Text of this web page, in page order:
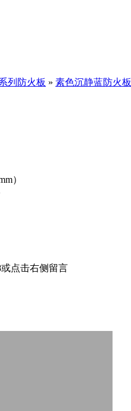
列防火板 » 素色沉静蓝防火板
）
或点击右侧留言